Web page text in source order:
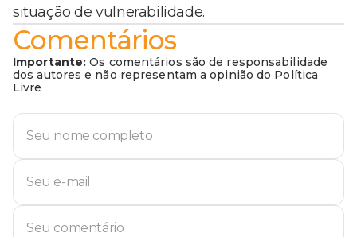
situação de vulnerabilidade.
Comentários
Importante: Os comentários são de responsabilidade
dos autores e não representam a opinião do Política
Livre